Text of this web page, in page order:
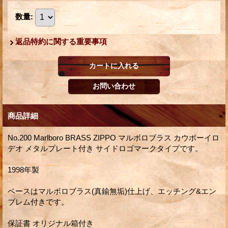
数量:
返品特約に関する重要事項
商品詳細
No.200 Marlboro BRASS ZIPPO マルボロブラス カウボーイロ
デオ メタルプレート付き サイドロゴマークタイプです。
1998年製
ベースはマルボロブラス(真鍮無垢)仕上げ、エッチング&エン
ブレム付きです。
保証書 オリジナル箱付き